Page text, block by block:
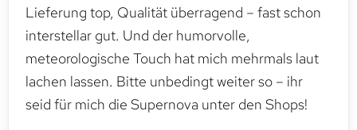
Lieferung top, Qualität überragend – fast schon
interstellar gut. Und der humorvolle,
meteorologische Touch hat mich mehrmals laut
lachen lassen. Bitte unbedingt weiter so – ihr
seid für mich die Supernova unter den Shops!